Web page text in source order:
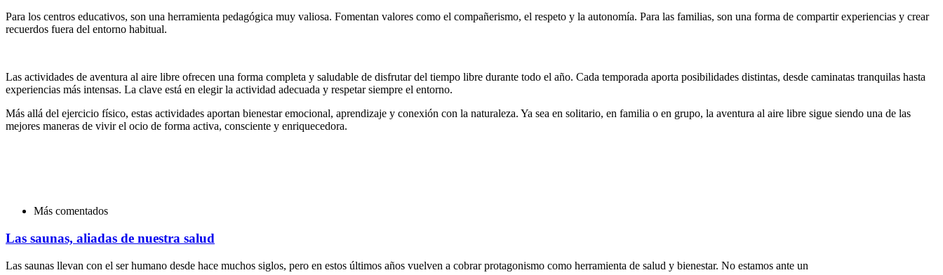
Para los centros educativos, son una herramienta pedagógica muy valiosa. Fomentan valores como el compañerismo, el respeto y la autonomía. Para las familias, son una forma de compartir experiencias y crear
recuerdos fuera del entorno habitual.
Las actividades de aventura al aire libre ofrecen una forma completa y saludable de disfrutar del tiempo libre durante todo el año. Cada temporada aporta posibilidades distintas, desde caminatas tranquilas hasta
experiencias más intensas. La clave está en elegir la actividad adecuada y respetar siempre el entorno.
Más allá del ejercicio físico, estas actividades aportan bienestar emocional, aprendizaje y conexión con la naturaleza. Ya sea en solitario, en familia o en grupo, la aventura al aire libre sigue siendo una de las
mejores maneras de vivir el ocio de forma activa, consciente y enriquecedora.
Más comentados
Las saunas, aliadas de nuestra salud
Las saunas llevan con el ser humano desde hace muchos siglos, pero en estos últimos años vuelven a cobrar protagonismo como herramienta de salud y bienestar. No estamos ante un